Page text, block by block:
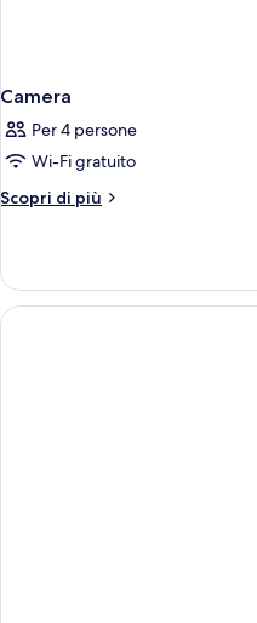
Camera
Per 4 persone
Wi-Fi gratuito
Scopri di più
Altri